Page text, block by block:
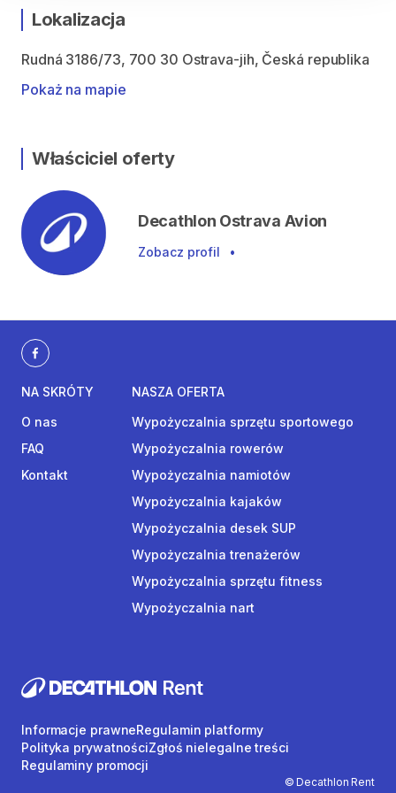
Lokalizacja
Rudná 3186/73, 700 30 Ostrava-jih, Česká republika
Pokaż na mapie
Właściciel oferty
Decathlon Ostrava Avion
Zobacz profil •
NA SKRÓTY
O nas
FAQ
Kontakt
NASZA OFERTA
Wypożyczalnia sprzętu sportowego
Wypożyczalnia rowerów
Wypożyczalnia namiotów
Wypożyczalnia kajaków
Wypożyczalnia desek SUP
Wypożyczalnia trenażerów
Wypożyczalnia sprzętu fitness
Wypożyczalnia nart
© Decathlon Rent
Informacje prawneRegulamin platformy
Polityka prywatnościZgłoś nielegalne treści
Regulaminy promocji